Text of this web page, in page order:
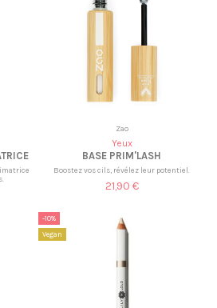
Zao
Yeux
BASE PRIM'LASH
Boostez vos cils, révélez leur potentiel.
21,90 €
-10%
Vegan